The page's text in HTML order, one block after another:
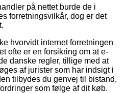
på nettet burde de i
forretningsvilkår, dog er det
hvorvidt internet forretningen
ofte er en forsikring om at e-
danske regler, tillige med at
af jurister som har indsigt i
tilbydes du genvej til bistand,
som følge af dit køb.